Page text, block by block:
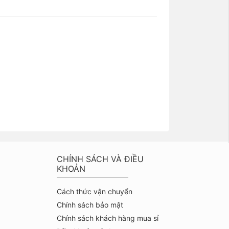
CHÍNH SÁCH VÀ ĐIỀU
KHOẢN
Cách thức vận chuyển
Chính sách bảo mật
Chính sách khách hàng mua sỉ